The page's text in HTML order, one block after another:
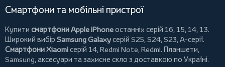
Смартфони та мобільні пристрої
Купити смартфони Apple iPhoneостанніх серій 16, 15, 14, 13.
Широкий вибір Samsung Galaxyсерій S25, S24, S23, A-серії.
Смартфони Xiaomiсерій 14, Redmi Note, Redmi. Планшети,
Samsung, аксесуари тазахисне скло з доставкою по Україні.